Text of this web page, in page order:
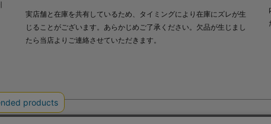
実店舗と在庫を共有しているため、タイミングにより在庫にズレが生
じることがございます。あらかじめご了承ください。欠品が生じまし
たら当店よりご連絡させていただきます。